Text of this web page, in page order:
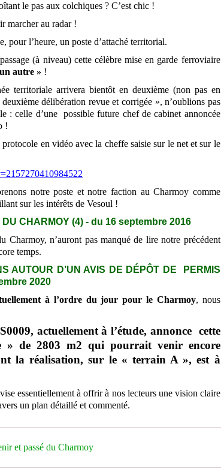
le pas aux colchiques ? C’est chic !
marcher au radar !
pour l’heure, un poste d’attaché territorial.
(à niveau) cette célèbre mise en garde ferroviaire
autre » !
territoriale arrivera bientôt en deuxième (non pas en
délibération revue et corrigée », n’oublions pas
: celle d’une possible future chef de cabinet annoncée
!
en vidéo avec la cheffe saisie sur le net et sur le
notre poste et notre faction au Charmoy comme
sur les intérêts de Vesoul !
CHARMOY (4) - du 16 septembre 2016
Charmoy, n’auront pas manqué de lire notre précédent
temps.
AUTOUR D’UN AVIS DE DÉPÔT DE PERMIS
2020
à l’ordre du jour pour le Charmoy, nous
actuellement à l’étude, annonce cette
» de 2803 m2 qui pourrait venir encore
la réalisation, sur le « terrain A », est à
essentiellement à offrir à nos lecteurs une vision claire
un plan détaillé et commenté.
et passé du Charmoy